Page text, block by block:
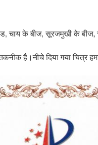
चाय के बीज, सूरजमुखी के
है।नीचे दिया गया चित्र